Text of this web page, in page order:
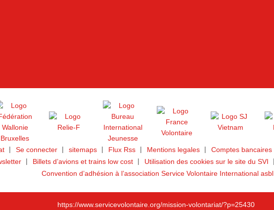
Se connecter sitemaps Flux Rss Mentions legales Comptes bancaires
Billets d’avions et trains low cost Utilisation des cookies sur le site du SVI
Convention d’adhésion à l’association Service Volontaire International asbl
https://www.servicevolontaire.org/mission-volontariat/?p=25430